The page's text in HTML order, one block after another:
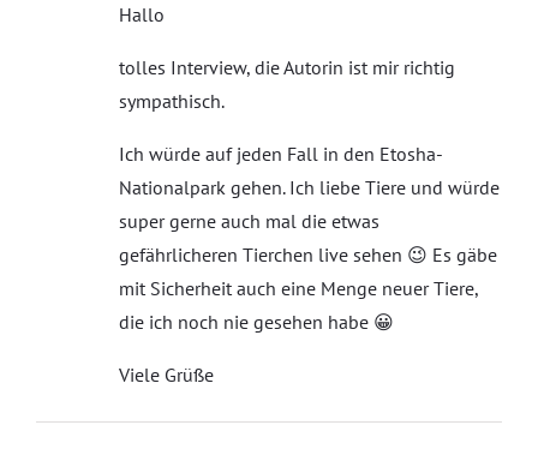
Hallo
tolles Interview, die Autorin ist mir richtig
sympathisch.
Ich würde auf jeden Fall in den Etosha-
Nationalpark gehen. Ich liebe Tiere und würde
super gerne auch mal die etwas
gefährlicheren Tierchen live sehen 😉 Es gäbe
mit Sicherheit auch eine Menge neuer Tiere,
die ich noch nie gesehen habe 😀
Viele Grüße